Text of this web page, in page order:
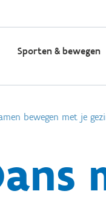
Sporten & bewegen
bewegen met je